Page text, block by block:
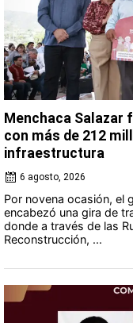
Menchaca
con más de 212
infraestructura
6 agosto, 2026
Por novena ocasión, el
encabezó una gira de
donde a través de las
Reconstrucción, ...